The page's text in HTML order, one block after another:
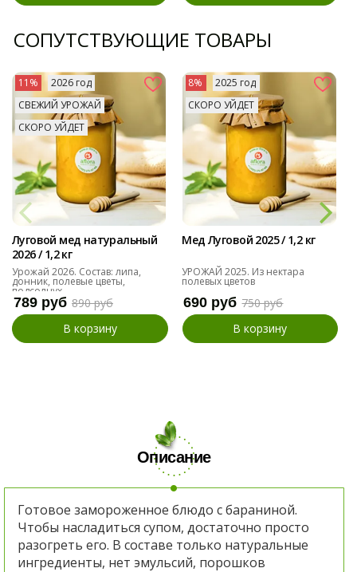
СОПУТСТВУЮЩИЕ ТОВАРЫ
11%
2026 год
СВЕЖИЙ УРОЖАЙ
СКОРО УЙДЕТ
Луговой мед натуральный
2026 / 1,2 кг
Урожай 2026. Состав: липа,
донник, полевые цветы,
подсолнух
789 руб 890 руб
В корзину
8%
2025 год
СКОРО УЙДЕТ
Мед Луговой 2025 / 1,2 кг
УРОЖАЙ 2025. Из нектара
полевых цветов
690 руб 750 руб
В корзину
Описание
Готовое замороженное блюдо с бараниной.
Чтобы насладиться супом, достаточно просто
разогреть его. В составе только натуральные
ингредиенты, нет эмульсий, порошков